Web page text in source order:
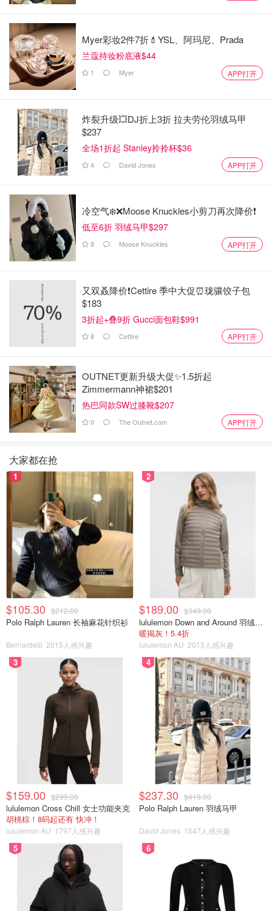
惊了！加拿大两名患者在急诊等待治
疗时死亡，正在进行多项调查以确定
死亡原因！
Myer彩妆2件7折💄YSL、阿玛尼、Prada
兰蔻持妆粉底液$44
1 Myer APP打开
炸裂升级💥DJ折上3折 拉夫劳伦羽绒马甲
$237
全场1折起 Stanley拎拎杯$36
4 David Jones APP打开
冷空气❄️❌️Moose Knuckles小剪刀再次降价❗️
低至6折 羽绒马甲$297
8 Moose Knuckles APP打开
又双叒降价❗️Cettire 季中大促⏰珑骧饺子包
$183
3折起+叠9折 Gucci面包鞋$991
8 Cettire APP打开
OUTNET更新升级大促✨1.5折起
Zimmermann神裙$201
热巴同款SW过膝靴$207
0 The Outnet.com APP打开
大家都在抢
1
$105.30 $212.00
Polo Ralph Lauren 长袖麻花针织衫
Bernardelli 2015人感兴趣
2
$189.00 $349.00
lululemon Down and Around 羽绒夹克
暖揭灰！5.4折
lululemon AU 2013人感兴趣
3
$159.00 $299.00
lululemon Cross Chill 女士功能夹克
胡桃棕！8码起还有 快冲！
lululemon AU 1797人感兴趣
4
$237.30 $419.00
Polo Ralph Lauren 羽绒马甲
David Jones 1547人感兴趣
5 6